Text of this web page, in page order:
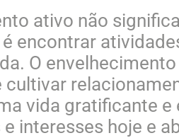
ativo não
encontrar
O
cultivar
vida gratificante
interesses hoje e